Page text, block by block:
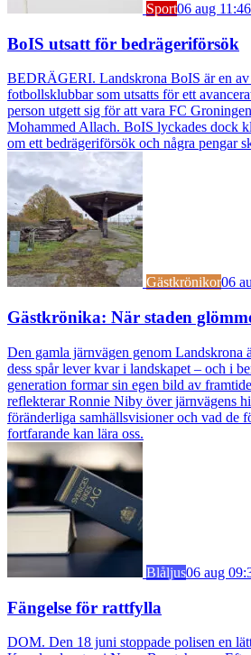
Sport06 aug 11:46
BoIS utsatt för bedrägeriförsök
BEDRÄGERI. Landskrona BoIS är en av
fotbollsklubbar som utsatts för ett
person utgett sig för att vara FC
Mohammed Allach. BoIS lyckades dock
om ett bedrägeriförsök och några pengar
Gästkrönikor06
Gästkrönika: När staden
Den gamla järnvägen genom Landskrona
dess spår lever kvar i landskapet – och i
generation formar sin egen bild av
reflekterar Ronnie Niby över järnvägens
föränderliga samhällsvisioner och vad de
fortfarande kan lära oss.
Blåljus06 aug
Fängelse för rattfylla
DOM. Den 18 juni stoppade polisen en